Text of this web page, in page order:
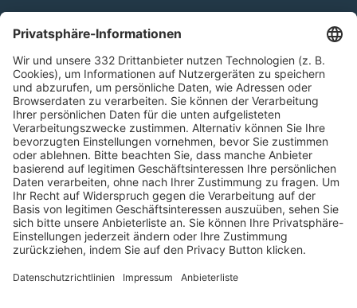
Kontakt
HÄUFIG BESUCHTE SEITEN
Pässe und Vereinswechsel
Trainerausbildung
Schulungsangebot Vereinsmitarbeiter
BFV-Geschäftsstellen
Trainerbörse
Login SpielPlus
FOLGE DEM BFV